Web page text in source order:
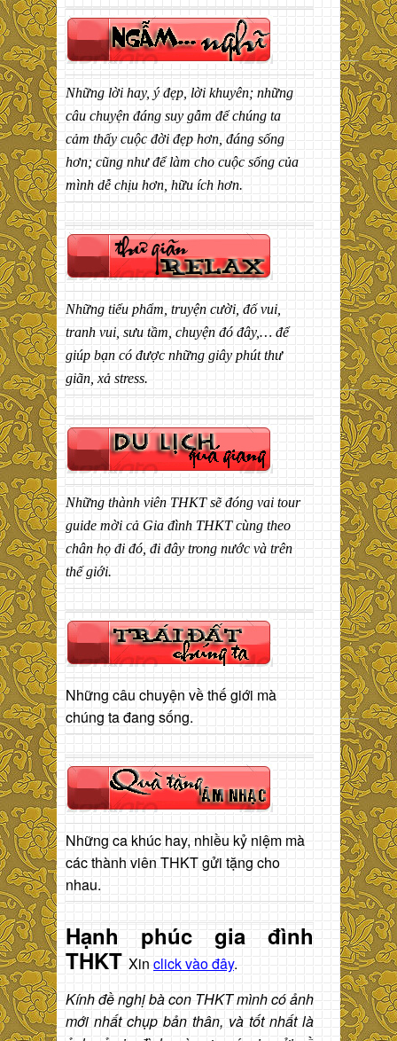
Những lời hay, ý đẹp, lời khuyên; những
câu chuyện đáng suy gẫm để chúng ta
cảm thấy cuộc đời đẹp hơn, đáng sống
hơn; cũng như để làm cho cuộc sống của
mình dễ chịu hơn, hữu ích hơn.
Những tiểu phẩm, truyện cười, đố vui,
tranh vui, sưu tầm, chuyện đó đây,… để
giúp bạn có được những giây phút thư
giãn, xả stress.
Những thành viên THKT sẽ đóng vai tour
guide mời cả Gia đình THKT cùng theo
chân họ đi đó, đi đây trong nước và trên
thế giới.
Những câu chuyện về thế giới mà
chúng ta đang sống.
Những ca khúc hay, nhiều kỷ niệm mà
các thành viên THKT gửi tặng cho
nhau.
Hạnh phúc gia đình
THKT Xin click vào đây.
Kính đề nghị bà con THKT mình có ảnh
mới nhất chụp bản thân, và tốt nhất là